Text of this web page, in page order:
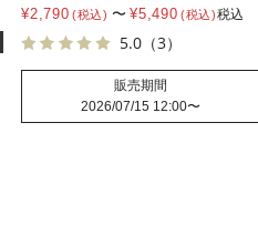
¥2,790 〜 ¥5,490 税込
5.0 （3）
販売期間
2026/07/15 12:00〜